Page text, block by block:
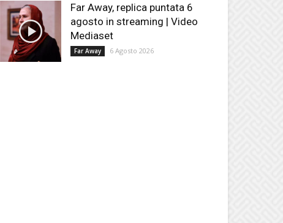
Far Away, replica puntata 6
agosto in streaming | Video
Mediaset
Far Away 6 Agosto 2026